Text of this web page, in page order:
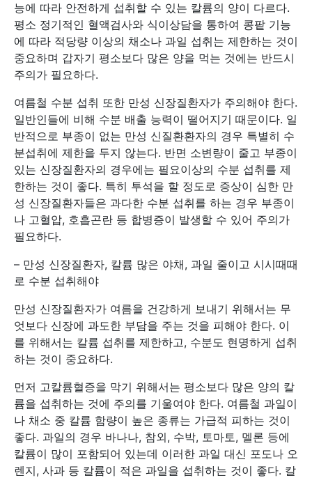
능에 따라 안전하게 섭취할 수 있는 칼륨의 양이 다르다.
평소 정기적인 혈액검사와 식이상담을 통하여 콩팥 기능
에 따라 적당량 이상의 채소나 과일 섭취는 제한하는 것이
중요하며 갑자기 평소보다 많은 양을 먹는 것에는 반드시
주의가 필요하다.
여름철 수분 섭취 또한 만성 신장질환자가 주의해야 한다.
일반인들에 비해 수분 배출 능력이 떨어지기 때문이다. 일
반적으로 부종이 없는 만성 신질환환자의 경우 특별히 수
분섭취에 제한을 두지 않는다. 반면 소변량이 줄고 부종이
있는 신장질환자의 경우에는 필요이상의 수분 섭취를 제
한하는 것이 좋다. 특히 투석을 할 정도로 증상이 심한 만
성 신장질환자들은 과다한 수분 섭취를 하는 경우 부종이
나 고혈압, 호흡곤란 등 합병증이 발생할 수 있어 주의가
필요하다.
– 만성 신장질환자, 칼륨 많은 야채, 과일 줄이고 시시때때
로 수분 섭취해야
만성 신장질환자가 여름을 건강하게 보내기 위해서는 무
엇보다 신장에 과도한 부담을 주는 것을 피해야 한다. 이
를 위해서는 칼륨 섭취를 제한하고, 수분도 현명하게 섭취
하는 것이 중요하다.
먼저 고칼륨혈증을 막기 위해서는 평소보다 많은 양의 칼
륨을 섭취하는 것에 주의를 기울여야 한다. 여름철 과일이
나 채소 중 칼륨 함량이 높은 종류는 가급적 피하는 것이
좋다. 과일의 경우 바나나, 참외, 수박, 토마토, 멜론 등에
칼륨이 많이 포함되어 있는데 이러한 과일 대신 포도나 오
렌지, 사과 등 칼륨이 적은 과일을 섭취하는 것이 좋다. 칼